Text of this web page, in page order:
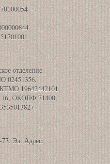
отделение
02451356,
19642442101,
ОКОПФ 71400,
77. Эл. Адрес: